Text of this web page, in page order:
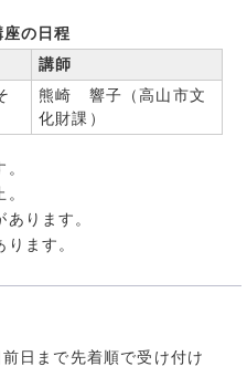
の日程
講師
熊崎 響子（高山市文
化財課）
ります。
ます。
日まで先着順で受け付け